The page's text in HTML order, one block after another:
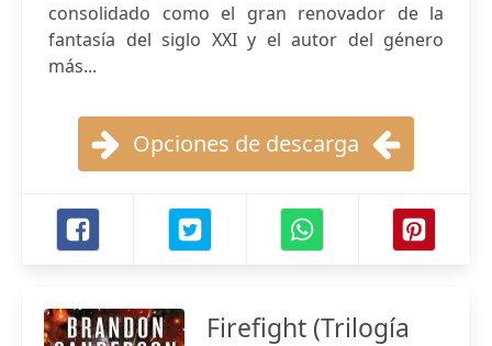
consolidado como el gran renovador de la
fantasía del siglo XXI y el autor del género
más...
Opciones de descarga
Firefight (Trilogía